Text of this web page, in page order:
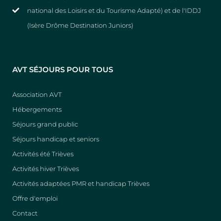
national des Loisirs et du Tourisme Adapté) et de l'IDDJ
(Isère Drôme Destination Juniors)
AVT SÉJOURS POUR TOUS
Association AVT
Hébergements
Séjours grand public
Séjours handicap et seniors
Activités été Trièves
Activités hiver Trièves
Activités adaptées PMR et handicap Trièves
Offre d'emploi
Contact